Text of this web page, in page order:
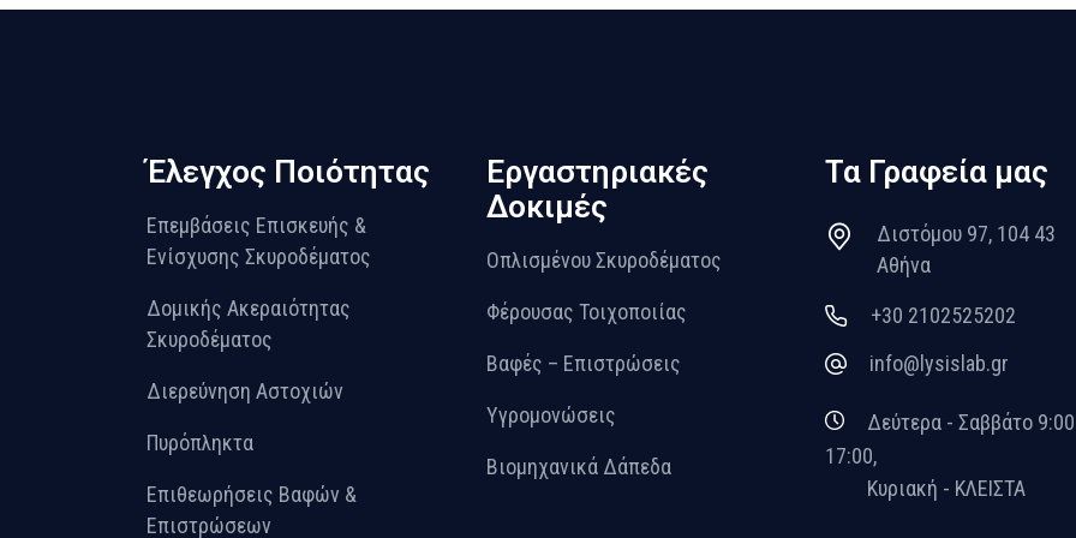
Έλεγχος Ποιότητας
Επεμβάσεις Επισκευής &
Ενίσχυσης Σκυροδέματος
Δομικής Ακεραιότητας
Σκυροδέματος
Διερεύνηση Αστοχιών
Πυρόπληκτα
Επιθεωρήσεις Βαφών &
Επιστρώσεων
Εργαστηριακές
Δοκιμές
Οπλισμένου Σκυροδέματος
Φέρουσας Τοιχοποιίας
Βαφές – Επιστρώσεις
Υγρομονώσεις
Βιομηχανικά Δάπεδα
Τα Γραφεία μας
Διστόμου 97, 104 43
Αθήνα
+30 2102525202
info@lysislab.gr
Δεύτερα - Σαββάτο
17:00,
Κυριακή - ΚΛΕΙΣΤΑ